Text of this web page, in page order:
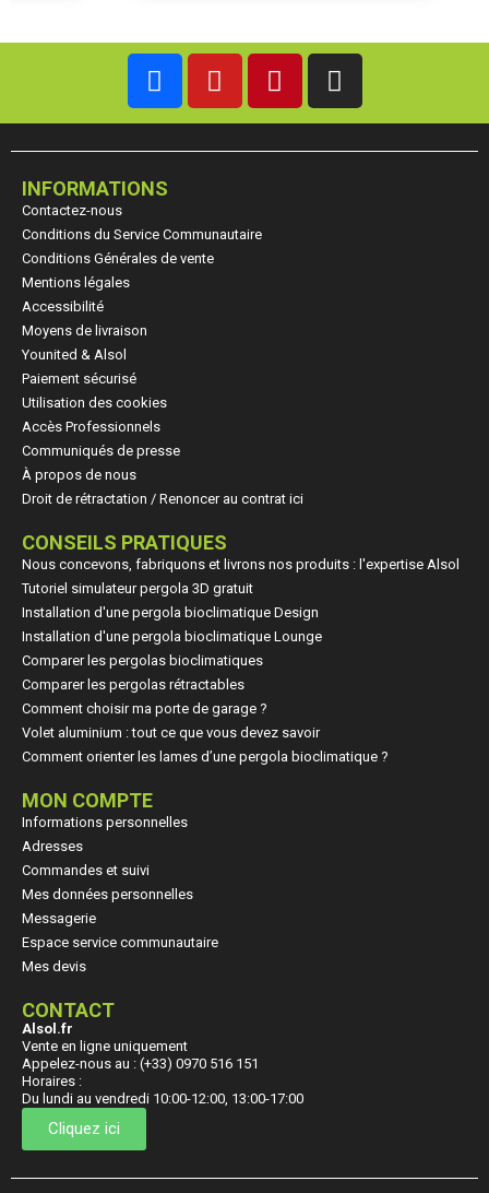
INFORMATIONS
Contactez-nous
Conditions du Service Communautaire
Conditions Générales de vente
Mentions légales
Accessibilité
Moyens de livraison
Younited & Alsol
Paiement sécurisé
Utilisation des cookies
Accès Professionnels
Communiqués de presse
À propos de nous
Droit de rétractation / Renoncer au contrat ici
CONSEILS PRATIQUES
Nous concevons, fabriquons et livrons nos produits : l'expertise Alsol
Tutoriel simulateur pergola 3D gratuit
Installation d'une pergola bioclimatique Design
Installation d'une pergola bioclimatique Lounge
Comparer les pergolas bioclimatiques
Comparer les pergolas rétractables
Comment choisir ma porte de garage ?
Volet aluminium : tout ce que vous devez savoir
Comment orienter les lames d’une pergola bioclimatique ?
MON COMPTE
Informations personnelles
Adresses
Commandes et suivi
Mes données personnelles
Messagerie
Espace service communautaire
Mes devis
CONTACT
Alsol.fr
Vente en ligne uniquement
Appelez-nous au : (+33) 0970 516 151
Horaires :
Du lundi au vendredi 10:00-12:00, 13:00-17:00
Cliquez ici